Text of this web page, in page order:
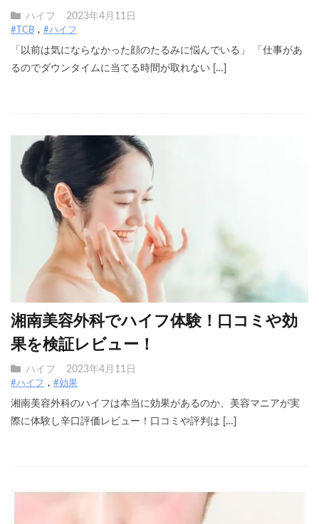
ハイフ 2023年4月11日
#TCB #ハイフ
「以前は気にならなかった顔のたるみに悩んでいる」 「仕事があ
るのでダウンタイムに当てる時間が取れない […]
湘南美容外科でハイフ体験！口コミや効
果を検証レビュー！
ハイフ 2023年4月11日
#ハイフ #効果
湘南美容外科のハイフは本当に効果があるのか、美容マニアが実
際に体験し辛口評価レビュー！口コミや評判は […]